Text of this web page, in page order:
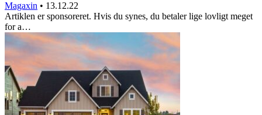
Magaxin • 13.12.22
Artiklen er sponsoreret. Hvis du synes, du betaler lige lovligt meget
for a…